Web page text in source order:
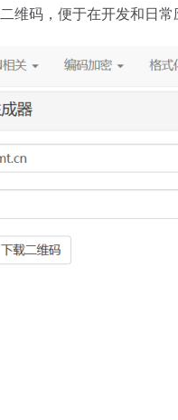
维码，便于在开发和日常